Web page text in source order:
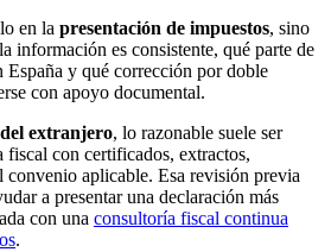
en la presentación de impuestos, sino
información es consistente, qué parte de
España y qué corrección por doble
con apoyo documental.
extranjero, lo razonable suele ser
fiscal con certificados, extractos,
convenio aplicable. Esa revisión previa
a presentar una declaración más
con una consultoría fiscal continua
.